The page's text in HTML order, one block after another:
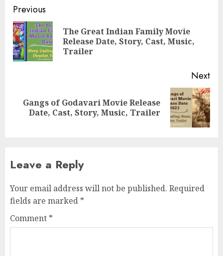
Continue
Reading
Previous
The Great Indian Family Movie
Release Date, Story, Cast, Music,
Trailer
Next
Next
post:
Gangs of Godavari Movie Release
Date, Cast, Story, Music, Trailer
Leave a Reply
Your email address will not be published. Required
fields are marked *
Comment *